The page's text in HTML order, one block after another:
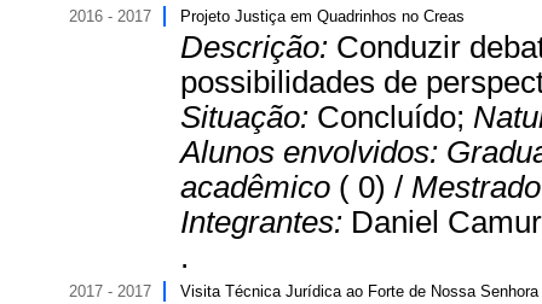
2016 - 2017 Projeto Justiça em Quadrinhos no Creas
Descrição: Conduzir
possibilidades de
Situação: Concluído;
Alunos envolvidos:
acadêmico ( 0) /
Integrantes: Daniel
.
2017 - 2017 Visita Técnica Jurídica ao Forte de Nossa